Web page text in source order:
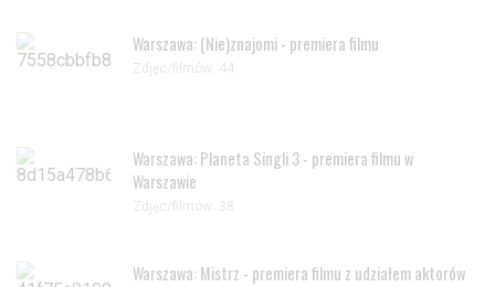
Warszawa: (Nie)znajomi - premiera filmu
Zdjęc/filmów: 44
Warszawa: Planeta Singli 3 - premiera filmu w
Warszawie
Zdjęc/filmów: 38
Warszawa: Mistrz - premiera filmu z udziałem aktorów